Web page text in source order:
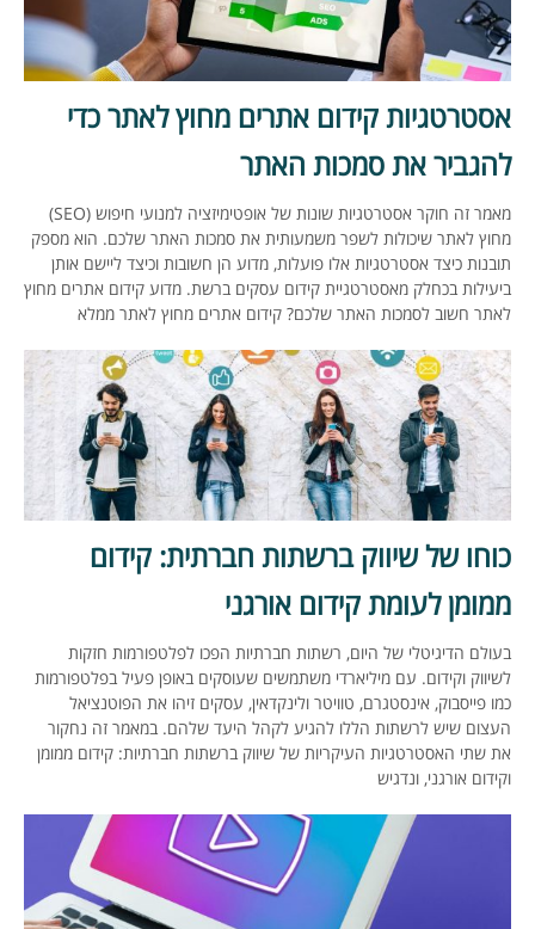
אסטרטגיות קידום אתרים מחוץ לאתר כדי
להגביר את סמכות האתר
מאמר זה חוקר אסטרטגיות שונות של אופטימיזציה למנועי חיפוש (SEO)
מחוץ לאתר שיכולות לשפר משמעותית את סמכות האתר שלכם. הוא מספק
תובנות כיצד אסטרטגיות אלו פועלות, מדוע הן חשובות וכיצד ליישם אותן
ביעילות בכחלק מאסטרטגיית קידום עסקים ברשת. מדוע קידום אתרים מחוץ
לאתר חשוב לסמכות האתר שלכם? קידום אתרים מחוץ לאתר ממלא
כוחו של שיווק ברשתות חברתית: קידום
ממומן לעומת קידום אורגני
בעולם הדיגיטלי של היום, רשתות חברתיות הפכו לפלטפורמות חזקות
לשיווק וקידום. עם מיליארדי משתמשים שעוסקים באופן פעיל בפלטפורמות
כמו פייסבוק, אינסטגרם, טוויטר ולינקדאין, עסקים זיהו את הפוטנציאל
העצום שיש לרשתות הללו להגיע לקהל היעד שלהם. במאמר זה נחקור
את שתי האסטרטגיות העיקריות של שיווק ברשתות חברתיות: קידום ממומן
וקידום אורגני, ונדגיש